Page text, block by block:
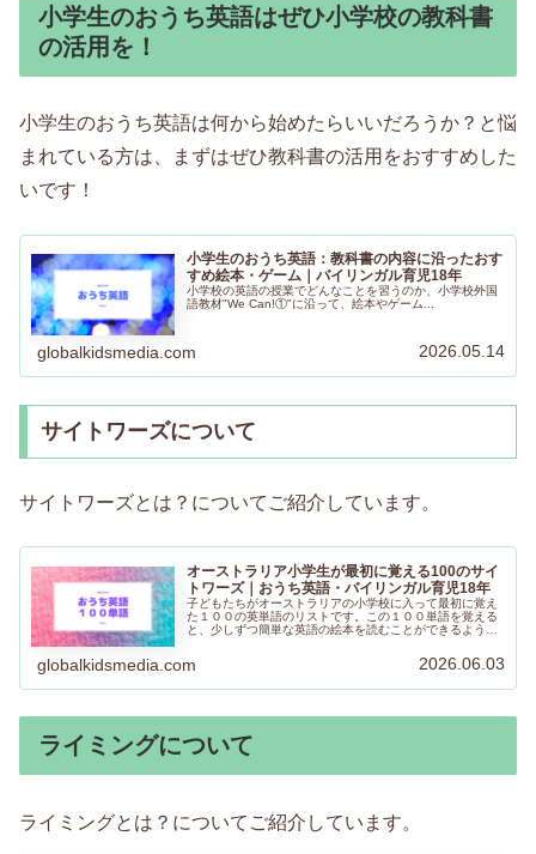
小学生のおうち英語はぜひ小学校の教科書
の活用を！
小学生のおうち英語は何から始めたらいいだろうか？と悩
まれている方は、まずはぜひ教科書の活用をおすすめした
いです！
小学生のおうち英語：教科書の内容に沿ったおす
すめ絵本・ゲーム｜バイリンガル育児18年
小学校の英語の授業でどんなことを習うのか、小学校外国
語教材"We Can!①"に沿って、絵本やゲーム...
globalkidsmedia.com 2026.05.14
サイトワーズについて
サイトワーズとは？についてご紹介しています。
オーストラリア小学生が最初に覚える100のサイ
トワーズ｜おうち英語・バイリンガル育児18年
子どもたちがオーストラリアの小学校に入って最初に覚え
た１００の英単語のリストです。この１００単語を覚える
と、少しずつ簡単な英語の絵本を読むことができるように
globalkidsmedia.com 2026.06.03
ライミングについて
ライミングとは？についてご紹介しています。